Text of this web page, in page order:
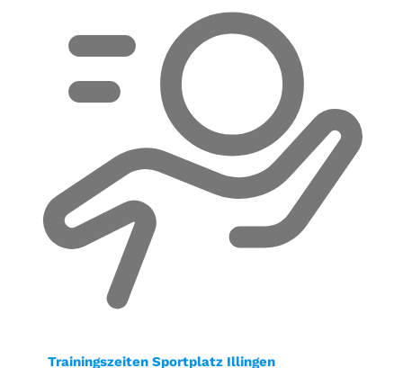
Trainingszeiten Sportplatz Illingen